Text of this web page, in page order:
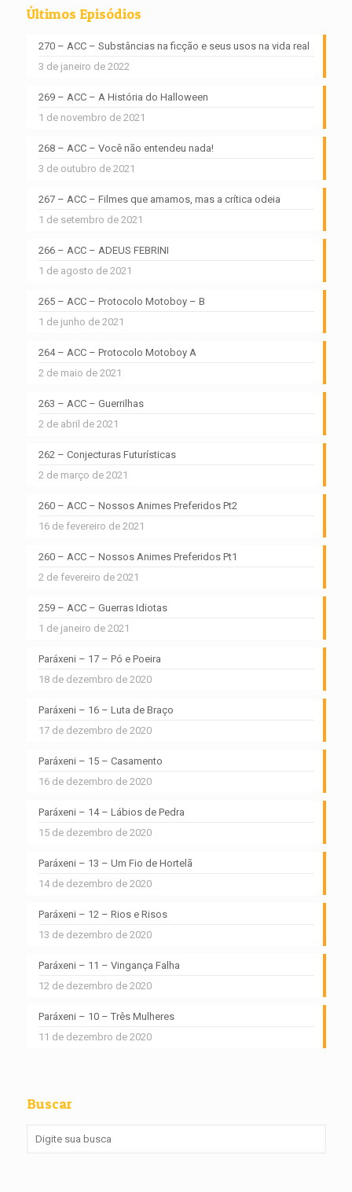
Últimos Episódios
270 – ACC – Substâncias na ficção e seus usos na vida real
3 de janeiro de 2022
269 – ACC – A História do Halloween
1 de novembro de 2021
268 – ACC – Você não entendeu nada!
3 de outubro de 2021
267 – ACC – Filmes que amamos, mas a crítica odeia
1 de setembro de 2021
266 – ACC – ADEUS FEBRINI
1 de agosto de 2021
265 – ACC – Protocolo Motoboy – B
1 de junho de 2021
264 – ACC – Protocolo Motoboy A
2 de maio de 2021
263 – ACC – Guerrilhas
2 de abril de 2021
262 – Conjecturas Futurísticas
2 de março de 2021
260 – ACC – Nossos Animes Preferidos Pt2
16 de fevereiro de 2021
260 – ACC – Nossos Animes Preferidos Pt1
2 de fevereiro de 2021
259 – ACC – Guerras Idiotas
1 de janeiro de 2021
Paráxeni – 17 – Pó e Poeira
18 de dezembro de 2020
Paráxeni – 16 – Luta de Braço
17 de dezembro de 2020
Paráxeni – 15 – Casamento
16 de dezembro de 2020
Paráxeni – 14 – Lábios de Pedra
15 de dezembro de 2020
Paráxeni – 13 – Um Fio de Hortelã
14 de dezembro de 2020
Paráxeni – 12 – Rios e Risos
13 de dezembro de 2020
Paráxeni – 11 – Vingança Falha
12 de dezembro de 2020
Paráxeni – 10 – Três Mulheres
11 de dezembro de 2020
Buscar